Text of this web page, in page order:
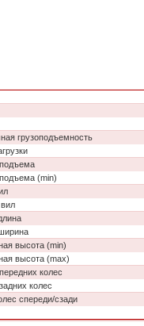
грузоподъемность
(min)
высота (min)
высота (max)
колес
колес
спереди/сзади